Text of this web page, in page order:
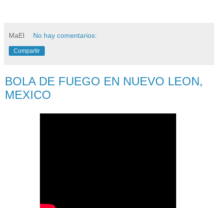
MaEl No hay comentarios:
Compartir
BOLA DE FUEGO EN NUEVO LEON,
MEXICO